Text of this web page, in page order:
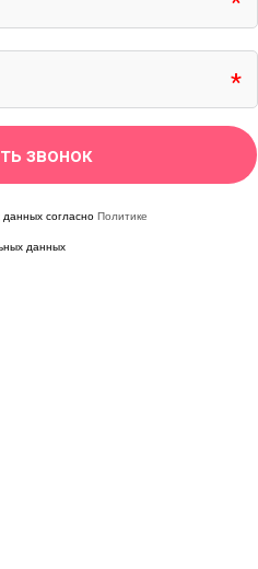
согласно Политике
данных